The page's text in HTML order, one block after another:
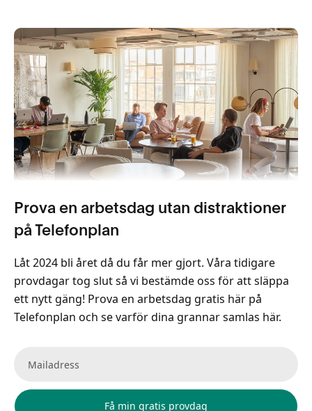
Prova en arbetsdag utan distraktioner
på Telefonplan
Låt 2024 bli året då du får mer gjort. Våra tidigare
provdagar tog slut så vi bestämde oss för att släppa
ett nytt gäng! Prova en arbetsdag gratis här på
Telefonplan och se varför dina grannar samlas här.